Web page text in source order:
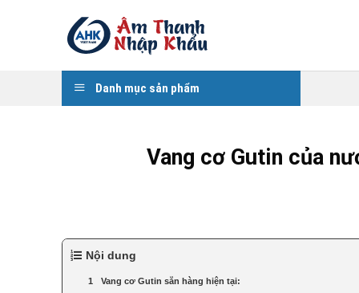
Danh mục sản phẩm
Vang cơ Gutin của
Nội dung
Vang cơ Gutin sẵn hàng hiện tại: